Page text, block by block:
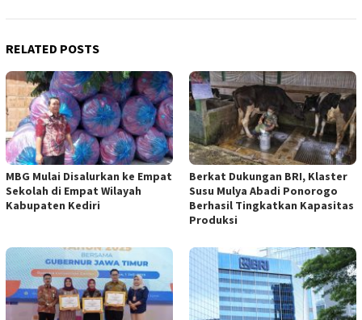
RELATED POSTS
MBG Mulai Disalurkan ke Empat
Sekolah di Empat Wilayah
Kabupaten Kediri
Berkat Dukungan BRI, Klaster
Susu Mulya Abadi Ponorogo
Berhasil Tingkatkan Kapasitas
Produksi